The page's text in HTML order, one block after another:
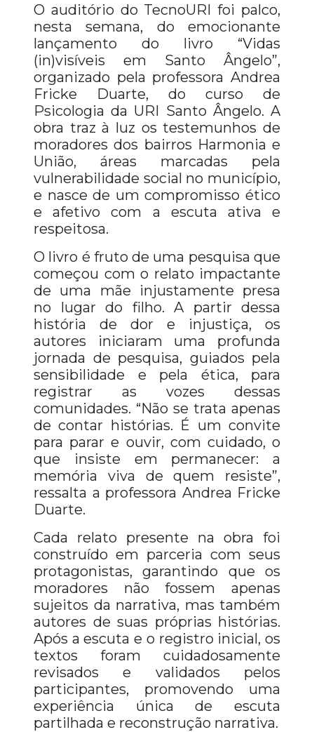
O auditório do TecnoURI foi palco,
nesta semana, do emocionante
lançamento do livro “Vidas
(in)visíveis em Santo Ângelo”,
organizado pela professora Andrea
Fricke Duarte, do curso de
Psicologia da URI Santo Ângelo. A
obra traz à luz os testemunhos de
moradores dos bairros Harmonia e
União, áreas marcadas pela
vulnerabilidade social no município,
e nasce de um compromisso ético
e afetivo com a escuta ativa e
respeitosa.
O livro é fruto de uma pesquisa que
começou com o relato impactante
de uma mãe injustamente presa
no lugar do filho. A partir dessa
história de dor e injustiça, os
autores iniciaram uma profunda
jornada de pesquisa, guiados pela
sensibilidade e pela ética, para
registrar as vozes dessas
comunidades. “Não se trata apenas
de contar histórias. É um convite
para parar e ouvir, com cuidado, o
que insiste em permanecer: a
memória viva de quem resiste”,
ressalta a professora Andrea Fricke
Duarte.
Cada relato presente na obra foi
construído em parceria com seus
protagonistas, garantindo que os
moradores não fossem apenas
sujeitos da narrativa, mas também
autores de suas próprias histórias.
Após a escuta e o registro inicial, os
textos foram cuidadosamente
revisados e validados pelos
participantes, promovendo uma
experiência única de escuta
partilhada e reconstrução narrativa.